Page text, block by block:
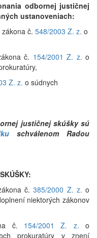
odbornej justičnej
ustanoveniach:
č. 548/2003 Z. z. o
č. 154/2001 Z. z. o
Z. z. o súdnych
justičnej skúšky sú
schválenom Radou
č. 385/2000 Z. z. o
niektorých zákonov
č. 154/2001 Z. z. o
prokuratúry v znení